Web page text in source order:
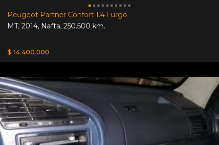
Peugeot Partner Confort 1.4 Furgo
MT, 2014, Nafta, 250.500 km.
$ 14.400.000